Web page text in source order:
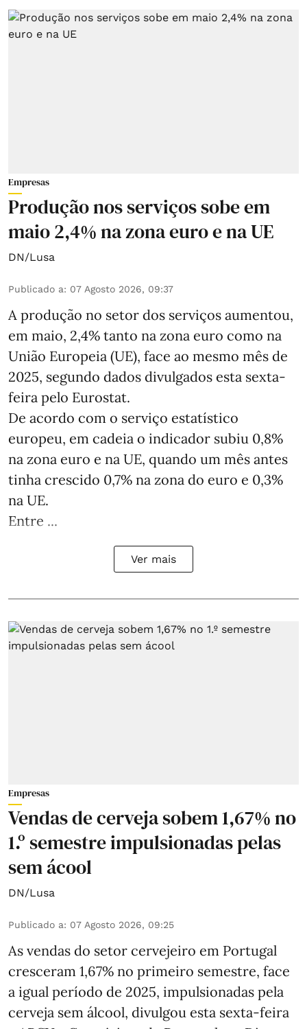
Empresas
Produção nos serviços sobe em
maio 2,4% na zona euro e na UE
DN/Lusa
Publicado a: 07 Agosto 2026, 09:37
A produção no setor dos serviços aumentou,
em maio, 2,4% tanto na zona euro como na
União Europeia (UE), face ao mesmo mês de
2025, segundo dados divulgados esta sexta-
feira pelo Eurostat.
De acordo com o serviço estatístico
europeu, em cadeia o indicador subiu 0,8%
na zona euro e na UE, quando um mês antes
tinha crescido 0,7% na zona do euro e 0,3%
na UE.
Entre ...
Ver mais
Empresas
Vendas de cerveja sobem 1,67% no
1.º semestre impulsionadas pelas
sem ácool
DN/Lusa
Publicado a: 07 Agosto 2026, 09:25
As vendas do setor cervejeiro em Portugal
cresceram 1,67% no primeiro semestre, face
a igual período de 2025, impulsionadas pela
cerveja sem álcool, divulgou esta sexta-feira